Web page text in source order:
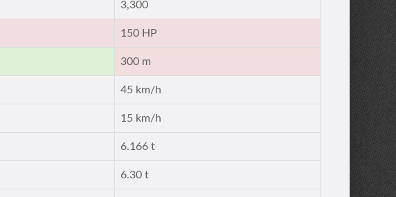
3,300
150 HP
300 m
45 km/h
15 km/h
6.166 t
6.30 t